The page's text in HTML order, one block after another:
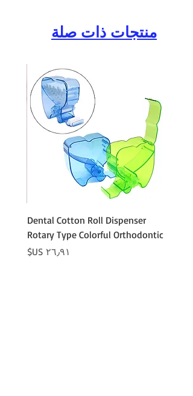
منتجات ذات صلة
Dental Cotton Roll Dispenser
Rotary Type Colorful Orthodontic
السعر